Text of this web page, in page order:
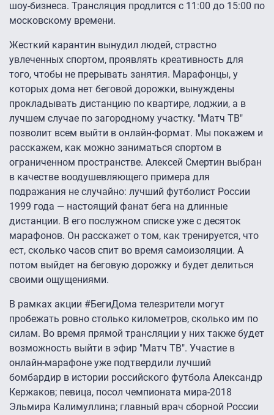
шоу-бизнеса. Трансляция продлится с 11:00 до 15:00 по
московскому времени.
Жесткий карантин вынудил людей, страстно
увлеченных спортом, проявлять креативность для
того, чтобы не прерывать занятия. Марафонцы, у
которых дома нет беговой дорожки, вынуждены
прокладывать дистанцию по квартире, лоджии, а в
лучшем случае по загородному участку. "Матч ТВ"
позволит всем выйти в онлайн-формат. Мы покажем и
расскажем, как можно заниматься спортом в
ограниченном пространстве. Алексей Смертин выбран
в качестве воодушевляющего примера для
подражания не случайно: лучший футболист России
1999 года — настоящий фанат бега на длинные
дистанции. В его послужном списке уже с десяток
марафонов. Он расскажет о том, как тренируется, что
ест, сколько часов спит во время самоизоляции. А
потом выйдет на беговую дорожку и будет делиться
своими ощущениями.
В рамках акции #БегиДома телезрители могут
пробежать ровно столько километров, сколько им по
силам. Во время прямой трансляции у них также будет
возможность выйти в эфир "Матч ТВ". Участие в
онлайн-марафоне уже подтвердили лучший
бомбардир в истории российского футбола Александр
Кержаков; певица, посол чемпионата мира-2018
Эльмира Калимуллина; главный врач сборной России